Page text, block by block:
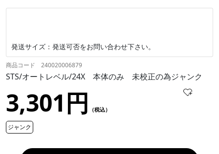
発送サイズ：発送可否をお問い合わせ下さい。
商品コード 240020006879
STS/オートレベル/24X 本体のみ 未校正の為ジャンク
3,301円 （税込）
ジャンク